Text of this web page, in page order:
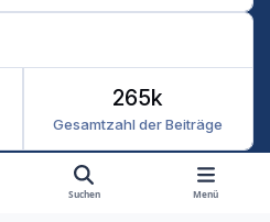
Gesamtzahl der Beiträge
265k
Suchen Menü